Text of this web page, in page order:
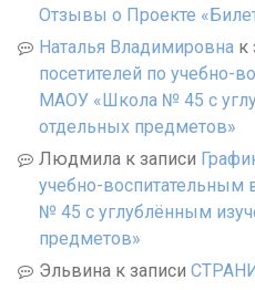
Отзывы о Проекте
Наталья Владимировна к
посетителей по учебно-
МАОУ «Школа № 45 с
отдельных предметов»
Людмила к записи
учебно-
№ 45 с углублённым
предметов»
Эльвина к записи